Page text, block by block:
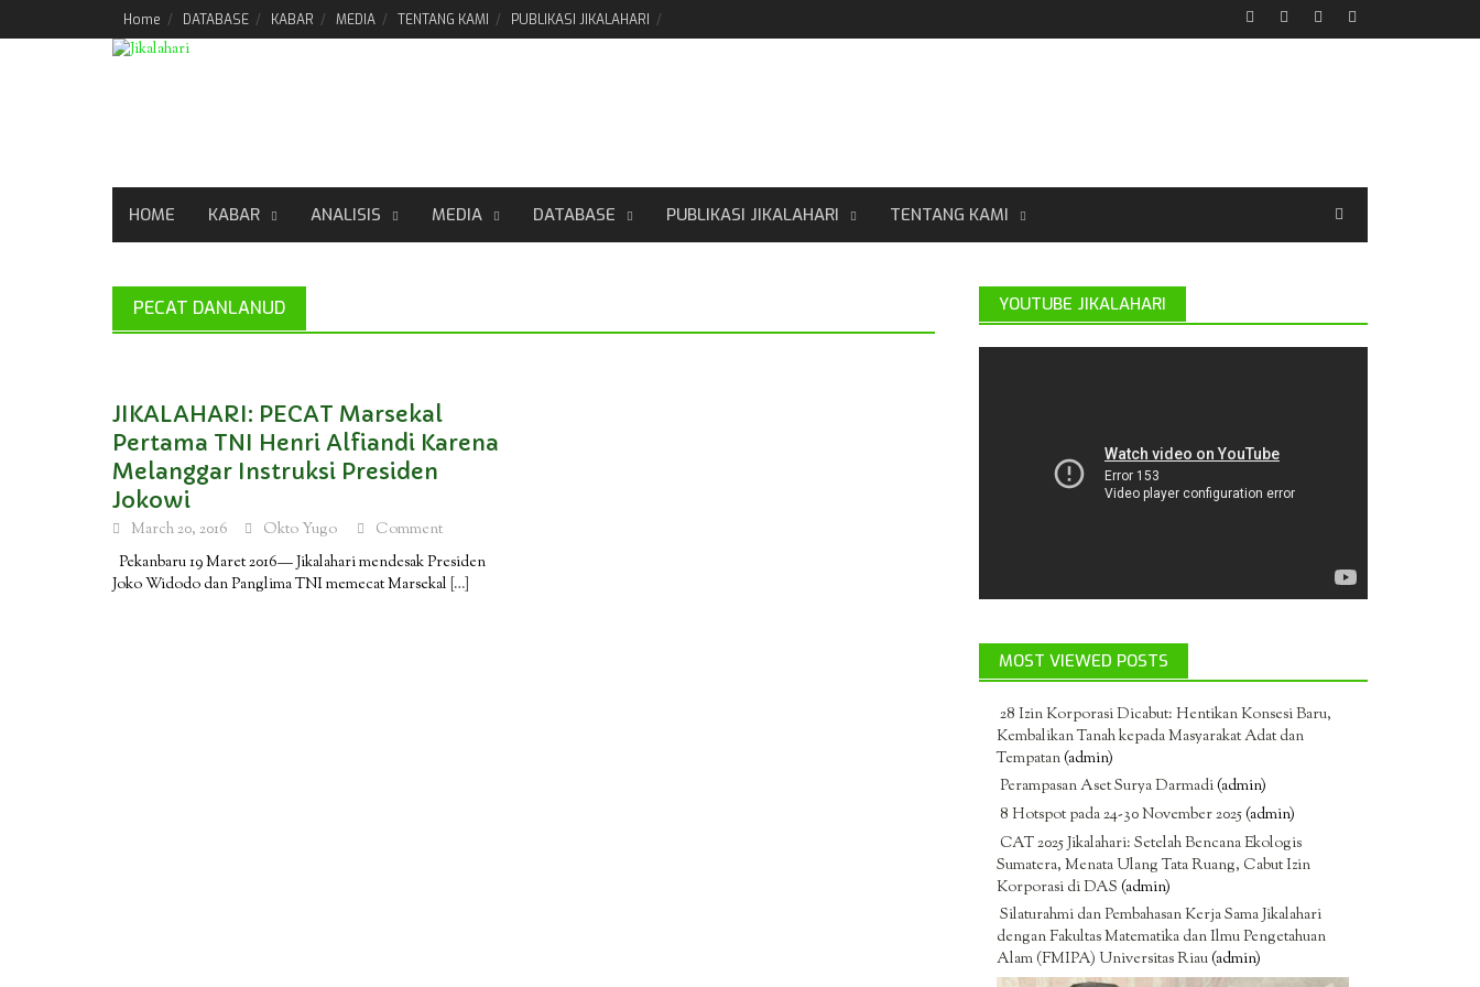
Home DATABASE KABAR MEDIA TENTANG KAMI PUBLIKASI JIKALAHARI
HOME KABAR ANALISIS MEDIA DATABASE PUBLIKASI JIKALAHARI TENTANG KAMI
PECAT DANLANUD
JIKALAHARI: PECAT Marsekal
Pertama TNI Henri Alfiandi Karena
Melanggar Instruksi Presiden
Jokowi
March 20, 2016 Okto Yugo
Comment
Pekanbaru 19 Maret 2016— Jikalahari mendesak Presiden
Joko Widodo dan Panglima TNI memecat Marsekal […]
YOUTUBE JIKALAHARI
MOST VIEWED POSTS
28 Izin Korporasi Dicabut: Hentikan Konsesi Baru,
Kembalikan Tanah kepada Masyarakat Adat dan
Tempatan(admin)
Perampasan Aset Surya Darmadi(admin)
8 Hotspot pada 24-30 November 2025(admin)
CAT 2025 Jikalahari: Setelah Bencana Ekologis
Sumatera, Menata Ulang Tata Ruang, Cabut Izin
Korporasi di DAS (admin)
Silaturahmi dan Pembahasan Kerja Sama Jikalahari
dengan Fakultas Matematika dan Ilmu Pengetahuan
Alam (FMIPA) Universitas Riau(admin)